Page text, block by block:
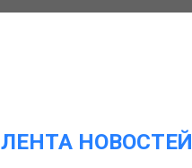
ЛЕНТА НОВОСТЕЙ